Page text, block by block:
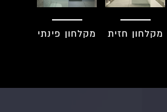
מקלחון חזית מקלחון פינתי